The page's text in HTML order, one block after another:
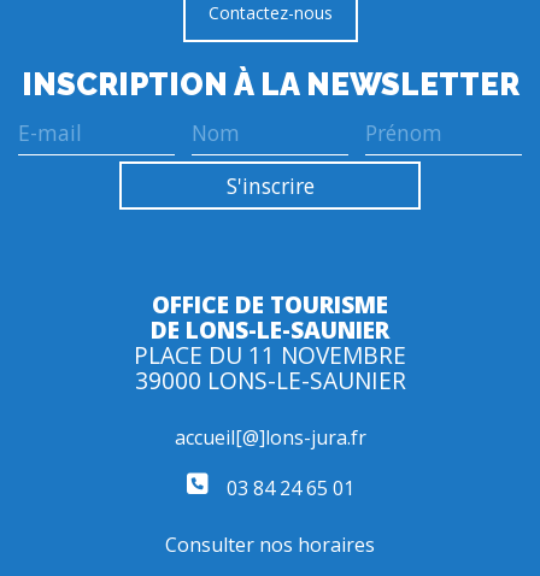
Contactez-nous
INSCRIPTION À LA NEWSLETTER
OFFICE DE TOURISME
DE LONS-LE-SAUNIER
PLACE DU 11 NOVEMBRE
39000 LONS-LE-SAUNIER
accueil[@]lons-jura.fr
03 84 24 65 01
Consulter nos horaires